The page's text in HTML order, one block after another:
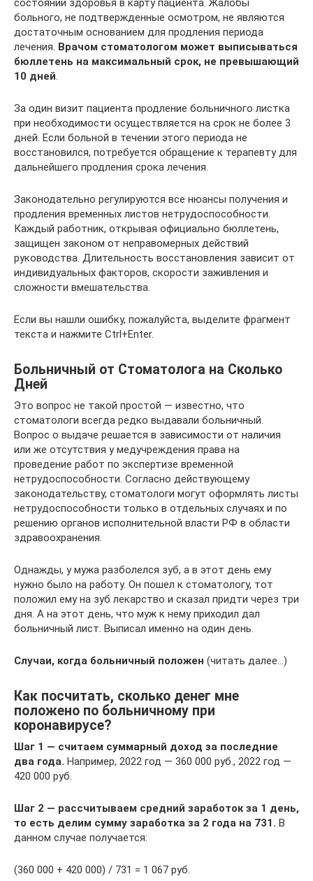
состоянии здоровья в карту пациента. Жалобы
больного, не подтвержденные осмотром, не являются
достаточным основанием для продления периода
лечения. Врачом стоматологом может выписываться
бюллетень на максимальный срок, не превышающий
10 дней.
За один визит пациента продление больничного листка
при необходимости осуществляется на срок не более 3
дней. Если больной в течении этого периода не
восстановился, потребуется обращение к терапевту для
дальнейшего продления срока лечения.
Законодательно регулируются все нюансы получения и
продления временных листов нетрудоспособности.
Каждый работник, открывая официально бюллетень,
защищен законом от неправомерных действий
руководства. Длительность восстановления зависит от
индивидуальных факторов, скорости заживления и
сложности вмешательства.
Если вы нашли ошибку, пожалуйста, выделите фрагмент
текста и нажмите Ctrl+Enter.
Больничный от Стоматолога на Сколько
Дней
Это вопрос не такой простой — известно, что
стоматологи всегда редко выдавали больничный.
Вопрос о выдаче решается в зависимости от наличия
или же отсутствия у медучреждения права на
проведение работ по экспертизе временной
нетрудоспособности. Согласно действующему
законодательству, стоматологи могут оформлять листы
нетрудоспособности только в отдельных случаях и по
решению органов исполнительной власти РФ в области
здравоохранения.
Однажды, у мужа разболелся зуб, а в этот день ему
нужно было на работу. Он пошел к стоматологу, тот
положил ему на зуб лекарство и сказал придти через три
дня. А на этот день, что муж к нему приходил дал
больничный лист. Выписал именно на один день.
Случаи, когда больничный положен (читать далее…)
Как посчитать, сколько денег мне
положено по больничному при
коронавирусе?
Шаг 1 — считаем суммарный доход за последние
два года. Например, 2022 год — 360 000 руб., 2022 год —
420 000 руб.
Шаг 2 — рассчитываем средний заработок за 1 день,
то есть делим сумму заработка за 2 года на 731. В
данном случае получается:
(360 000 + 420 000) / 731 = 1 067 руб.